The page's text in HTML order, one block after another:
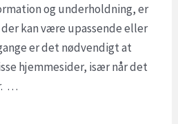
og underholdning, er
kan være upassende eller
er det nødvendigt at
hjemmesider, især når det
…